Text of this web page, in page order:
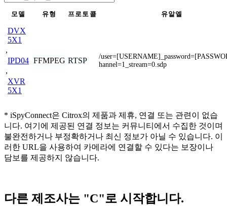
모델 유형 프로토콜 유알엘
DVX
5X1
,
IPD04
,
XVR
5X1
FFMPEG RTSP
/
hannel=1_stream=0.sdp
* iSpyConnect은 Citrox의 제품과 제휴, 연결 또는 관련이 없습
니다. 여기에 제공된 연결 정보는 커뮤니티에서 수집한 것이며
불완전하거나 부정확하거나 최신 정보가 아닐 수 있습니다. 이
러한 URL을 사용하여 카메라에 연결할 수 있다는 보장이나
담보를 제공하지 않습니다.
다른 제조사는 "C"로 시작합니다.